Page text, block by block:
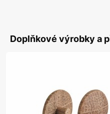
Doplňkové výrobky a